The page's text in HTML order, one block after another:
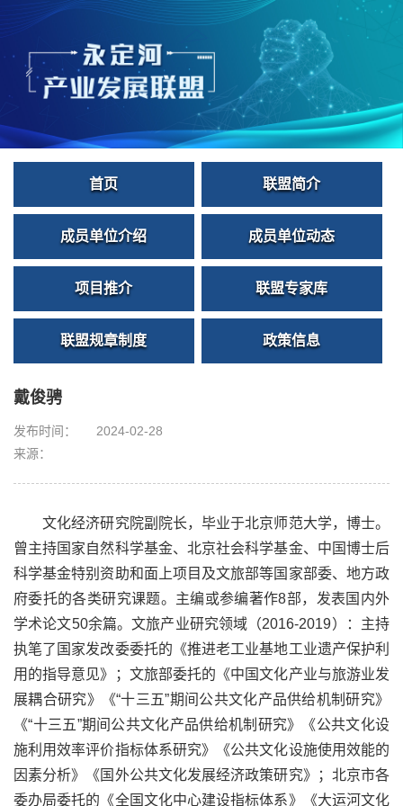
首页 联盟简介
成员单位介绍 成员单位动态
项目推介 联盟专家库
联盟规章制度 政策信息
戴俊骋
发布时间：
2024-02-28
来源：
文化经济研究院副院长，毕业于北京师范大学，博士。
曾主持国家自然科学基金、北京社会科学基金、中国博士后
科学基金特别资助和面上项目及文旅部等国家部委、地方政
府委托的各类研究课题。主编或参编著作8部，发表国内外
学术论文50余篇。文旅产业研究领域（2016-2019）：主持
执笔了国家发改委委托的《推进老工业基地工业遗产保护利
用的指导意见》；文旅部委托的《中国文化产业与旅游业发
展耦合研究》《“十三五”期间公共文化产品供给机制研究》
《“十三五”期间公共文化产品供给机制研究》《公共文化设
施利用效率评价指标体系研究》《公共文化设施使用效能的
因素分析》《国外公共文化发展经济政策研究》；北京市各
委办局委托的《全国文化中心建设指标体系》《大运河文化